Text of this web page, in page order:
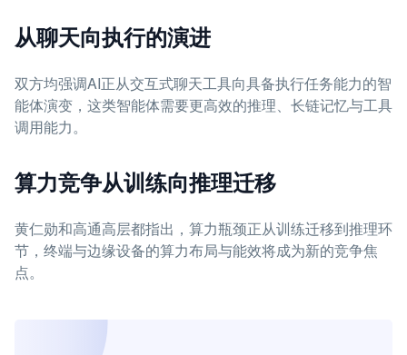
从聊天向执行的演进
双方均强调AI正从交互式聊天工具向具备执行任务能力的智
能体演变，这类智能体需要更高效的推理、长链记忆与工具
调用能力。
算力竞争从训练向推理迁移
黄仁勋和高通高层都指出，算力瓶颈正从训练迁移到推理环
节，终端与边缘设备的算力布局与能效将成为新的竞争焦
点。